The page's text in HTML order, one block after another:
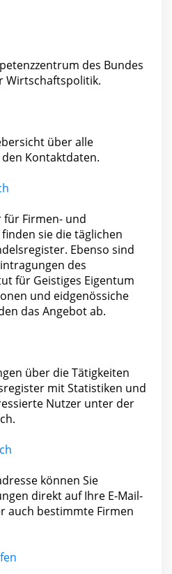
des Bundes
Wirtschaftspolitik.
über alle
Kontaktdaten.
Firmen- und
sie die täglichen
Ebenso sind
des
für Geistiges Eigentum
und eidgenössiche
das Angebot ab.
über die Tätigkeiten
mit Statistiken und
Nutzer unter der
können Sie
direkt auf Ihre E-Mail-
auch bestimmte Firmen